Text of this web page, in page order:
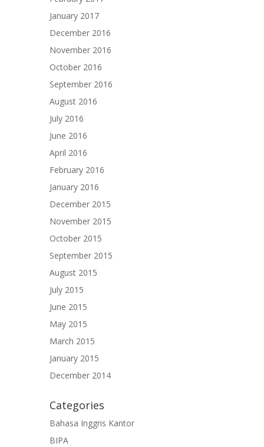
January 2017
December 2016
November 2016
October 2016
September 2016
August 2016
July 2016
June 2016
April 2016
February 2016
January 2016
December 2015
November 2015
October 2015
September 2015
August 2015
July 2015
June 2015
May 2015
March 2015
January 2015
December 2014
Categories
Bahasa Inggris Kantor
BIPA